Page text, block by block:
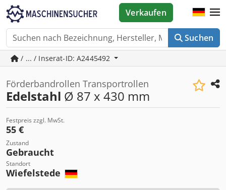
Suchen
Verkaufen
/ ... / Inserat-ID: A2445492
Förderbandrollen Transportrollen
Edelstahl Ø 87 x 430 mm
Festpreis zzgl. MwSt.
55 €
Zustand
Gebraucht
Standort
Wiefelstede